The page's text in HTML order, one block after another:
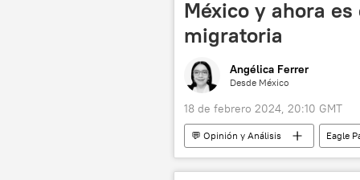
México y ahora
migratoria
Angélica Ferrer
Desde México
18 de febrero 2024, 20:10 GMT
💬 Opinión y Análisis Eagle
Greg Abbott
seguridad